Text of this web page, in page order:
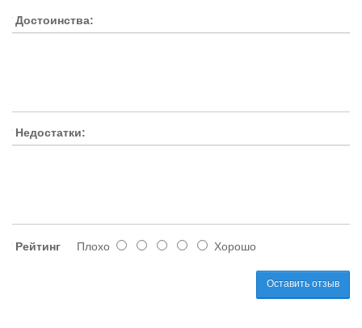
Достоинства:
Недостатки:
Рейтинг Плохо Хорошо
Оставить отзыв